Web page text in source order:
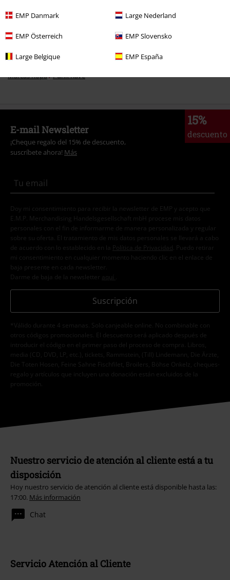
EMP Danmark Large Nederland
EMP Österreich EMP Slovensko
Large Belgique EMP España
Ropa Camisetas & Tops Top Tirante Ancho
Ropa & accesorios
Tallas Grandes Camisetas & Tops Tank Tops
Marcas Ropa Punk Rave
15%
descuento
E-mail Newsletter
¡Cheque regalo del 15% de descuento,
suscríbete ahora! Más
Doy mi consentimiento para recibir la newsletter de EMP y acepto que
E.M.P. Merchandising Handelsgesellschaft mbH procese mis datos
personales con el fin de informarme de manera personalizada y regular
sobre su oferta. El tratamiento de mis datos personales se llevará a cabo
de acuerdo con lo establecido en la
Política de Privacidad . Puedo retirar
mi consentimiento en cualquier momento haciendo clic en el enlace de
baja presente en cada newsletter.
Darme de baja de la newsletter
aquí
Suscripción
*Válido durante 4 semanas. Solo canjeable online. No combinable con
otros códigos promocionales. El descuento será aplicado después de
introducir el código en el primer paso del proceso de compra. Libros,
media (CD, DVD, LP, etc.), tickets, Rammstein, (Till) Lindemann, Die Ärzte,
Die Toten Hosen, Feine Sahne Fischfilet, Broilers, Böhse Onkelz, cheques-
regalo y artículos que incluyen una donación están excluidos de la
promoción.
Nuestro servicio de atención al cliente está a tu
disposición
Hoy nuestro servicio de atención al cliente está disponible hasta las:
17:00. Más información
Chat
Servicio Atención al Cliente